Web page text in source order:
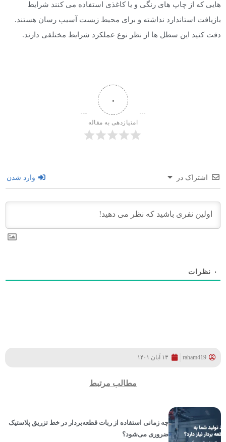
هایی که از چاپ های رنگی و یا کاغذی استفاده می کنند شرایط
بازیافت استاندارد نداشته و برای محیط زیست آسیب رسان هستند.
دقت کنید این سطل ها از نظر نوع عملکرد شرایط مختلفی دارند.
۰
امتیازدهی به مقاله
اشتراک در وارد شدن
۰ نظرات
raham419 ۱۳ آبان ۱۴۰۱
مطالب مرتبط
چه زمانی استفاده از ربات قطعه‌بردار در خط تزریق پلاستیک
ضروری می‌شود؟